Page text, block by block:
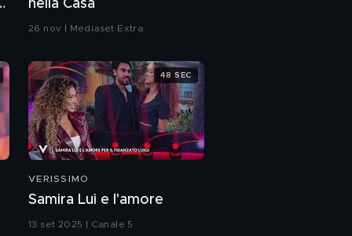
nella Casa
26 nov | Mediaset Extra
VERISSIMO
Samira Lui e l'amore
13 set 2025 | Canale 5
48 SEC